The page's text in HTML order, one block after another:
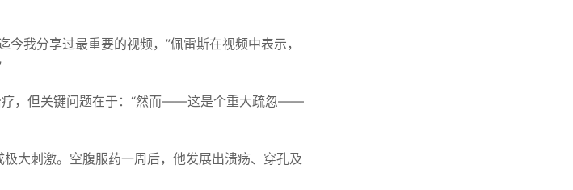
我分享过最重要的视频，”佩雷斯在视频中表示，
疗，但关键问题在于：“然而——这是个重大疏忽——
大刺激。空腹服药一周后，他发展出溃疡、穿孔及